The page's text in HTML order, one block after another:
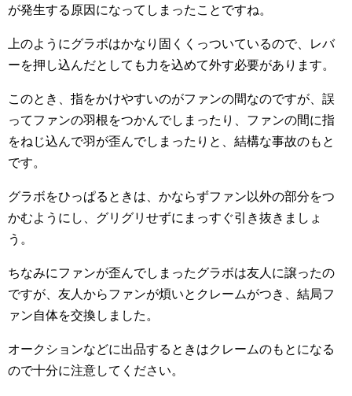
が発生する原因になってしまったことですね。
上のようにグラボはかなり固くくっついているので、レバ
ーを押し込んだとしても力を込めて外す必要があります。
このとき、指をかけやすいのがファンの間なのですが、誤
ってファンの羽根をつかんでしまったり、ファンの間に指
をねじ込んで羽が歪んでしまったりと、結構な事故のもと
です。
グラボをひっぱるときは、かならずファン以外の部分をつ
かむようにし、グリグリせずにまっすぐ引き抜きましょ
う。
ちなみにファンが歪んでしまったグラボは友人に譲ったの
ですが、友人からファンが煩いとクレームがつき、結局フ
ァン自体を交換しました。
オークションなどに出品するときはクレームのもとになる
ので十分に注意してください。